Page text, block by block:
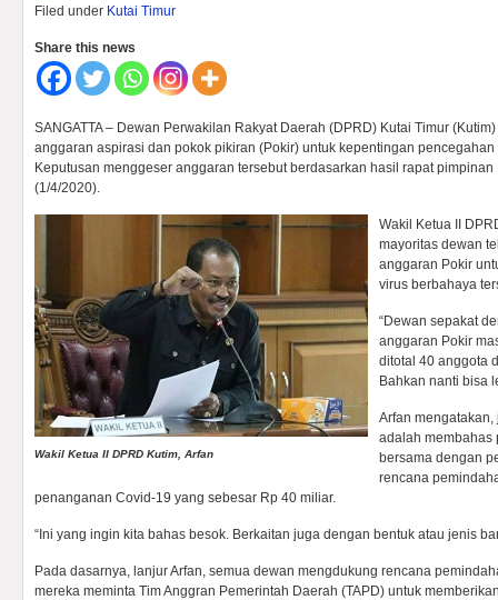
Filed under Kutai Timur
Share this news
SANGATTA – Dewan Perwakilan Rakyat Daerah (DPRD) Kutai Timur
anggaran aspirasi dan pokok pikiran (Pokir) untuk kepentingan
Keputusan menggeser anggaran tersebut berdasarkan hasil rapat
(1/4/2020).
Wakil Ketua II DPRD Kutim, Arfan
Wakil Ketua II
mayoritas dewan
anggaran Pokir
virus berbahaya
“Dewan sepakat
anggaran Pokir
ditotal 40 anggota
Bahkan nanti bisa
Arfan
adalah membahas
bersama dengan
rencana
penanganan Covid-19 yang sebesar Rp 40 miliar.
“Ini yang ingin kita bahas besok. Berkaitan juga dengan bentuk atau jenis
Pada dasarnya, lanjur Arfan, semua dewan mengdukung rencana
mereka meminta Tim Anggran Pemerintah Daerah (TAPD) untuk